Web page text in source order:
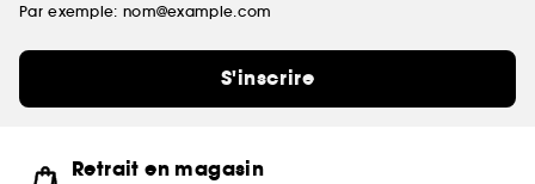
Par exemple: nom@example.com
S'inscrire
Retrait en magasin